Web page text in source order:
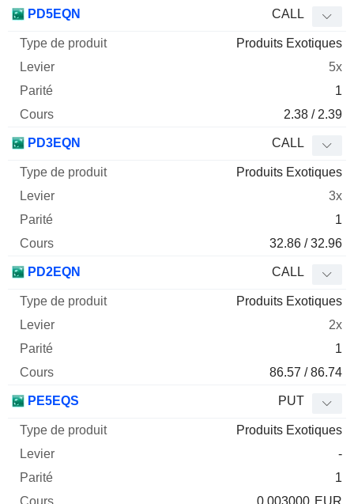
PD5EQN CALL
Produits Exotiques
5x
1
2.38 / 2.39
PD3EQN CALL
Produits Exotiques
3x
1
32.86 / 32.96
PD2EQN CALL
Produits Exotiques
2x
1
86.57 / 86.74
PE5EQS PUT
Produits Exotiques
-
1